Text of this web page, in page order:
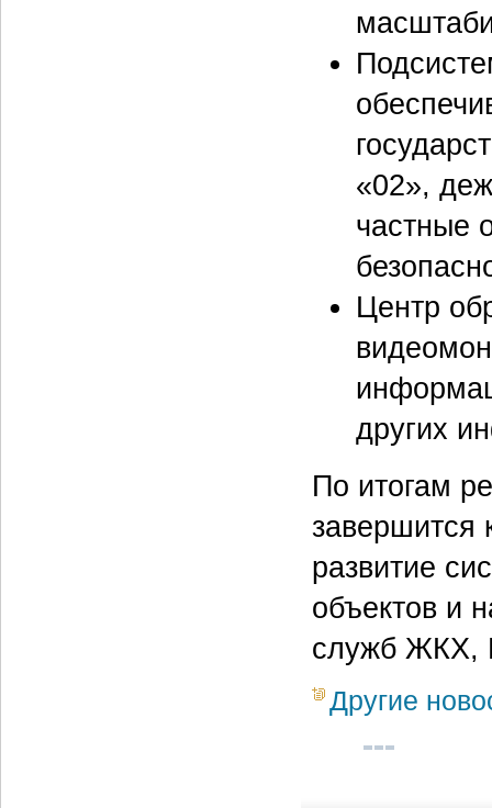
«02»,
частные
Центр
других
По итогам
завершится
развитие
объектов и
служб ЖКХ,
Другие